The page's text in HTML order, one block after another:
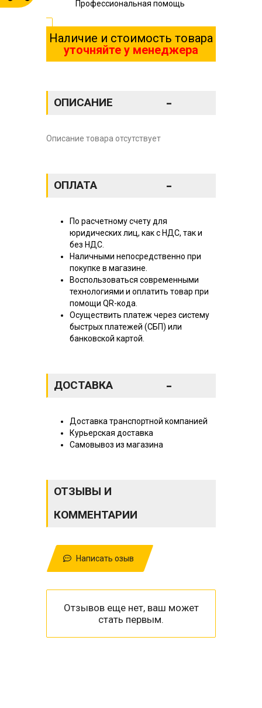
Профессиональная помощь
Наличие и стоимость товара
уточняйте у менеджера
ОПИСАНИЕ -
Описание товара отсутствует
ОПЛАТА -
По расчетному счету для
юридических лиц, как с НДС, так и
без НДС.
Наличными непосредственно при
покупке в магазине.
Воспользоваться современными
технологиями и оплатить товар при
помощи QR-кода.
Осуществить платеж через систему
быстрых платежей (СБП) или
банковской картой.
ДОСТАВКА -
Доставка транспортной компанией
Курьерская доставка
Самовывоз из магазина
ОТЗЫВЫ И
КОММЕНТАРИИ
Написать озыв
Отзывов еще нет, ваш может
стать первым.